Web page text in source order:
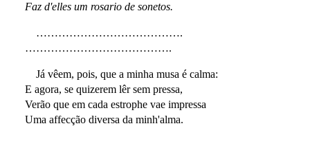
Faz d'elles um rosario de sonetos.
………………………………….
………………………………….
Já vêem, pois, que a minha musa é calma:
E agora, se quizerem lêr sem pressa,
Verão que em cada estrophe vae impressa
Uma affecção diversa da minh'alma.